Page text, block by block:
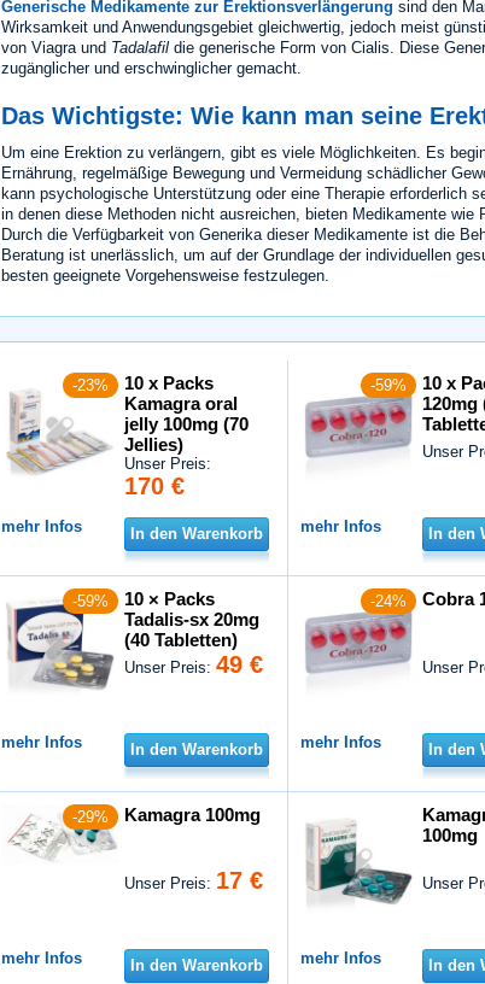
Generische Medikamente zur Erektionsverlängerung sind den
Wirksamkeit und Anwendungsgebiet gleichwertig, jedoch meist
von Viagra und Tadalafil die generische Form von Cialis. Diese
zugänglicher und erschwinglicher gemacht.
Das Wichtigste: Wie kann man seine
Um eine Erektion zu verlängern, gibt es viele Möglichkeiten. Es
Ernährung, regelmäßige Bewegung und Vermeidung schädlicher
kann psychologische Unterstützung oder eine Therapie erforderlich
in denen diese Methoden nicht ausreichen, bieten Medikamente wie
Durch die Verfügbarkeit von Generika dieser Medikamente ist die
Beratung ist unerlässlich, um auf der Grundlage der individuellen
besten geeignete Vorgehensweise festzulegen.
-23%
10 x Packs
Kamagra oral
jelly 100mg (70
Jellies)
Unser Preis:
170 €
mehr Infos In den Warenkorb
-59%
10 x
120mg
Unser
mehr Infos In den
-59%
10 × Packs
Tadalis-sx 20mg
(40 Tabletten)
Unser Preis:49 €
mehr Infos In den Warenkorb
-24% Cobra
Unser
mehr Infos In den
-29% Kamagra 100mg
Unser Preis: 17 €
mehr Infos In den Warenkorb
100mg
Unser
mehr Infos In den